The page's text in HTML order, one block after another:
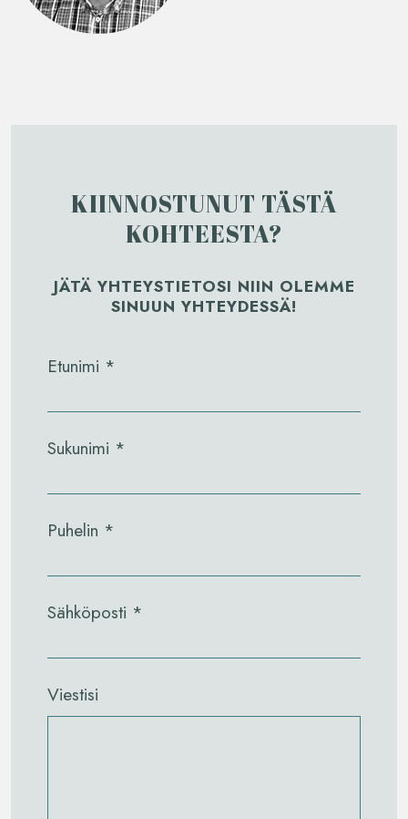
KIINNOSTUNUT TÄSTÄ
KOHTEESTA?
JÄTÄ YHTEYSTIETOSI NIIN OLEMME
SINUUN YHTEYDESSÄ!
Etunimi *
Sukunimi *
Puhelin *
Sähköposti *
Viestisi